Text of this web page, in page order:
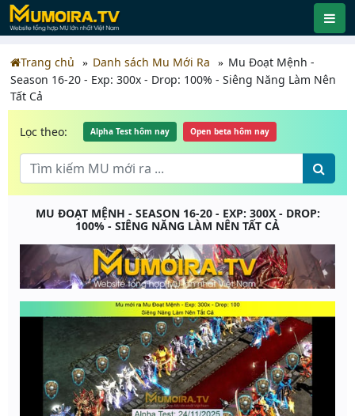
Trang chủ Danh sách Mu Mới Ra
Mu Đoạt Mệnh -
Season 16-20 - Exp: 300x - Drop: 100% - Siêng Năng Làm Nên
Tất Cả
Lọc theo: Alpha Test hôm nay Open beta hôm nay
MU ĐOẠT MỆNH - SEASON 16-20 - EXP: 300X - DROP:
100% - SIÊNG NĂNG LÀM NÊN TẤT CẢ